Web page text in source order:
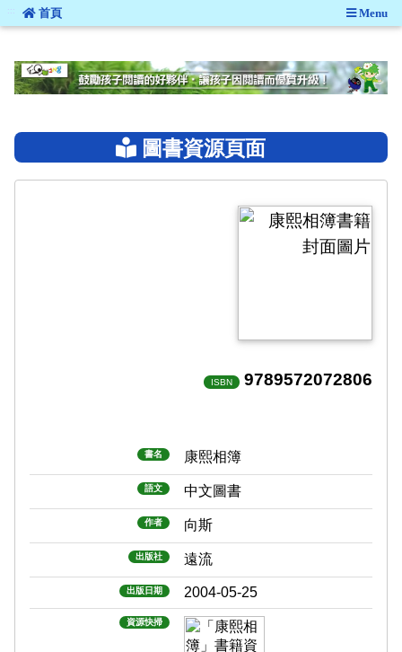
::: 首頁 Menu
圖書資源頁面
ISBN 9789572072806
書名 康熙相簿
語文 中文圖書
作者 向斯
出版社 遠流
出版日期 2004-05-25
資源快掃